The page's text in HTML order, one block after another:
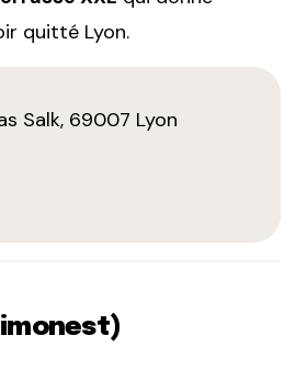
quitté Lyon.
Salk, 69007 Lyon